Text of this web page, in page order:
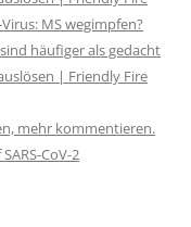
MS wegimpfen?
häufiger als gedacht
| Friendly Fire
mehr kommentieren.
CoV-2